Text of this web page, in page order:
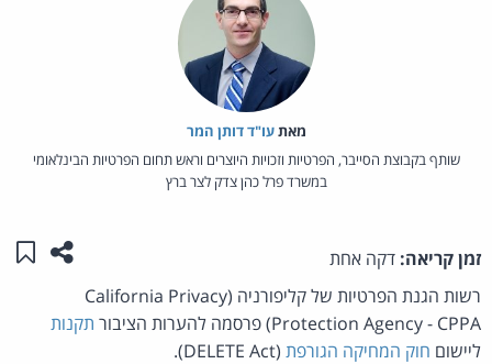
מאת‏עו"ד דותן המר
שותף בקבוצת הסייבר, הפרטיות וזכויות היוצרים וראש תחום הפרטיות הבינלאומי
במשרד פרל כהן צדק לצר ברץ
זמן קריאה: דקה אחת שתפו
רשות הגנת הפרטיות של קליפורניה (California Privacy
Protection Agency - CPPA) פרסמה להערות הציבור
תקנות
ליישום חוק המחיקה הגורפת (DELETE Act).